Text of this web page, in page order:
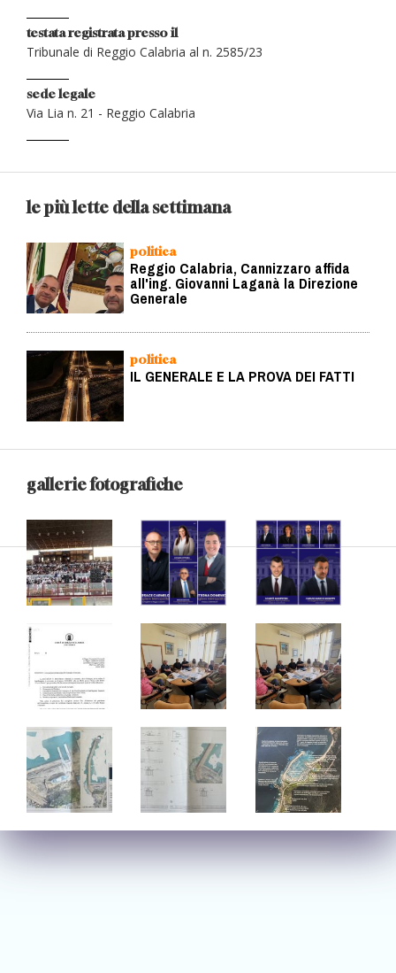
testata registrata presso il
Tribunale di Reggio Calabria al n. 2585/23
sede legale
Via Lia n. 21 - Reggio Calabria
le più lette della settimana
politica
Reggio Calabria, Cannizzaro affida
all'ing. Giovanni Laganà la Direzione
Generale
politica
IL GENERALE E LA PROVA DEI FATTI
gallerie fotografiche